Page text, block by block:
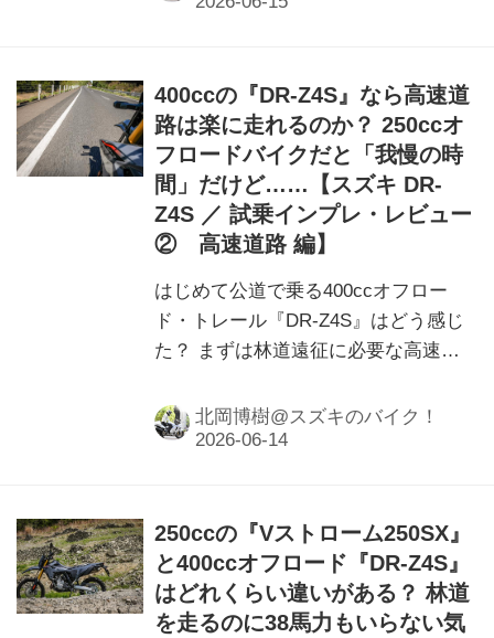
400ccの『DR-Z4S』なら高速道
路は楽に走れるのか？ 250ccオ
フロードバイクだと「我慢の時
間」だけど……【スズキ DR-
Z4S ／ 試乗インプレ・レビュー
② 高速道路 編】
はじめて公道で乗る400ccオフロー
ド・トレール『DR-Z4S』はどう感じ
た？ まずは林道遠征に必要な高速道
北岡博樹@スズキのバイク！
250ccの『Vストローム250SX』
と400ccオフロード『DR-Z4S』
はどれくらい違いがある？ 林道
を走るのに38馬力もいらない気